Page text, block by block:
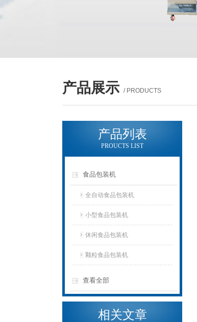
产品展示 / PRODUCTS
产品列表
PROUCTS LIST
食品包装机
全自动食品包装机
小型食品包装机
休闲食品包装机
颗粒食品包装机
查看全部
相关文章